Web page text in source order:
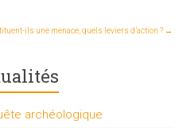
ils une menace, quels leviers d’action ? →
archéologique